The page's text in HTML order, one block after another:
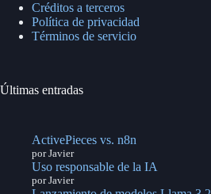
Créditos a terceros
Política de privacidad
Términos de servicio
Últimas entradas
ActivePieces vs. n8n
por Javier
Uso responsable de la IA
por Javier